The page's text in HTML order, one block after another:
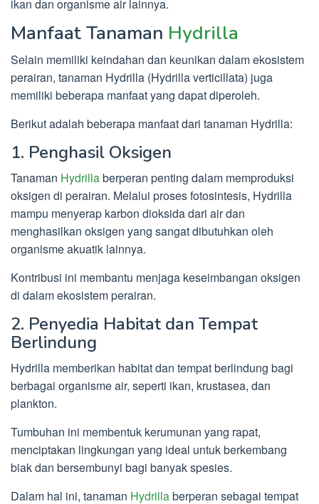
ikan dan organisme air lainnya.
Manfaat Tanaman Hydrilla
Selain memiliki keindahan dan keunikan dalam ekosistem
perairan, tanaman Hydrilla (Hydrilla verticillata) juga
memiliki beberapa manfaat yang dapat diperoleh.
Berikut adalah beberapa manfaat dari tanaman Hydrilla:
1. Penghasil Oksigen
Tanaman Hydrillaberperan penting dalam memproduksi
oksigen di perairan. Melalui proses fotosintesis, Hydrilla
mampu menyerap karbon dioksida dari air dan
menghasilkan oksigen yang sangat dibutuhkan oleh
organisme akuatik lainnya.
Kontribusi ini membantu menjaga keseimbangan oksigen
di dalam ekosistem perairan.
2. Penyedia Habitat dan Tempat
Berlindung
Hydrilla memberikan habitat dan tempat berlindung bagi
berbagai organisme air, seperti ikan, krustasea, dan
plankton.
Tumbuhan ini membentuk kerumunan yang rapat,
menciptakan lingkungan yang ideal untuk berkembang
biak dan bersembunyi bagi banyak spesies.
Dalam hal ini, tanaman Hydrillaberperan sebagai tempat